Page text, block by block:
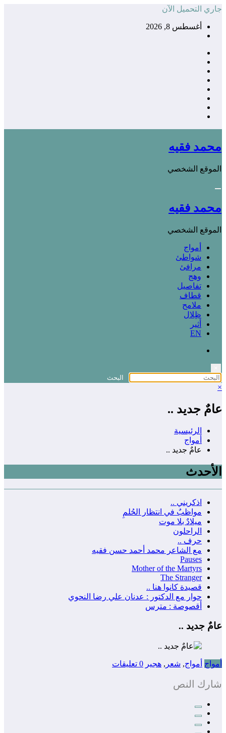
التجاوز
المحتوى
جاري التحميل الآن
أغسطس 8, 2026
محمد فقيه
الموقع الشخصي
محمد فقيه
الموقع الشخصي
أمواج
شواطئ
مرافئ
وهج
تفاصيل
قطاف
ملامح
ظِلال
أثير
EN
×
عامٌ جديد ..
الرئيسية
أمواج
عامٌ جديد ..
الأحدث
اذكريني ..
مواظبٌ في انتظار الحُلمِ
ميلادٌ بلا موت
الراحلون
حرف ..
مع الشاعر محمد أحمد حسن فقيه
Pauses
Mother of the Martyrs
The Stranger
قصيدة كانوا هنا ..
حوار مع الدكتور : عدنان علي رضا النحوي
أقصوصة : مترس
عامٌ جديد ..
أمواج أمواج, شعر , هجير 0 تعليقات
شارك النص